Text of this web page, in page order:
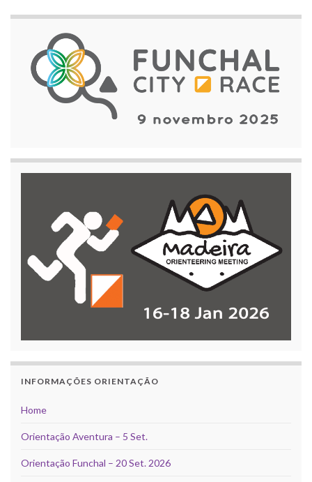
INFORMAÇÕES ORIENTAÇÃO
Home
Orientação Aventura – 5 Set.
Orientação Funchal – 20 Set. 2026